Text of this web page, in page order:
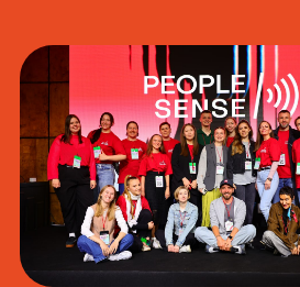
Менеджерам
Поможем эффективно
командами без выгорания
Руководителям
Расскажем, как наладить
процессы и поставить цели